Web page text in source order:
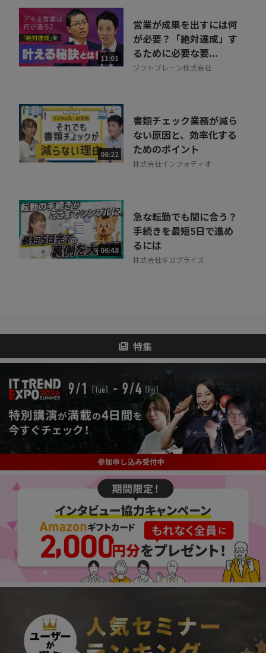
11:01
営業が成果を出すには何
が必要？「絶対達成」す
るために必要な要...
ソフトブレーン株式会社
06:22
書類チェック業務が減ら
ない原因と、効率化する
ためのポイント
株式会社インフォディオ
06:48
急な転勤でも間に合う？
手続きを最短5日で進め
るには
株式会社ギガプライズ
特集